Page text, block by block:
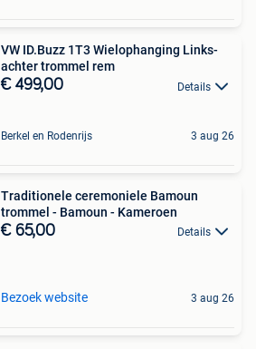
VW ID.Buzz 1T3 Wielophanging Links-
achter trommel rem
€ 499,00 Details
Berkel en Rodenrijs 3 aug 26
Traditionele ceremoniele Bamoun
trommel - Bamoun - Kameroen
€ 65,00 Details
Bezoek website 3 aug 26